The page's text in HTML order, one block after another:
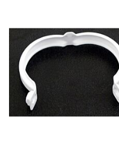
WISH
LIST
COMPARE